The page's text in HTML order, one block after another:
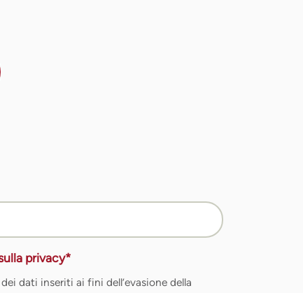
privacy*
dati inseriti ai fini dell’evasione della